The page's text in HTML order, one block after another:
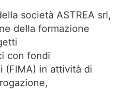
società ASTREA srl,
della formazione
con fondi
(FIMA) in attività di